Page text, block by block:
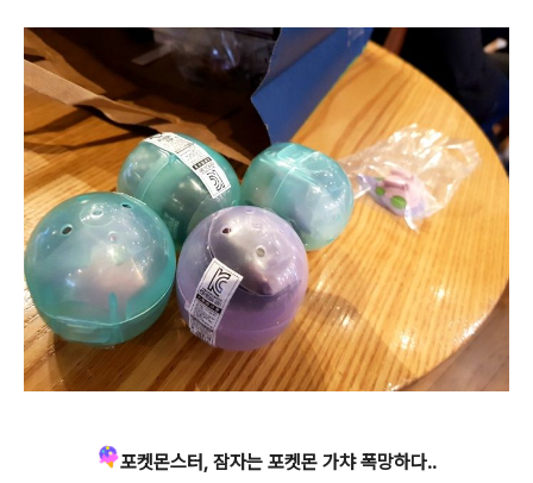
포켓몬스터, 잠자는 포켓몬 가챠 폭망하다..